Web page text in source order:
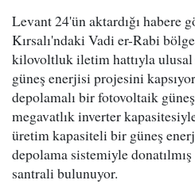
Levant 24'ün aktardığı habere
Kırsalı'ndaki Vadi er-Rabi
kilovoltluk iletim hattıyla ulusal
güneş enerjisi projesini
depolamalı bir fotovoltaik
megavatlık inverter
üretim kapasiteli bir güneş
depolama sistemiyle
santrali bulunuyor.